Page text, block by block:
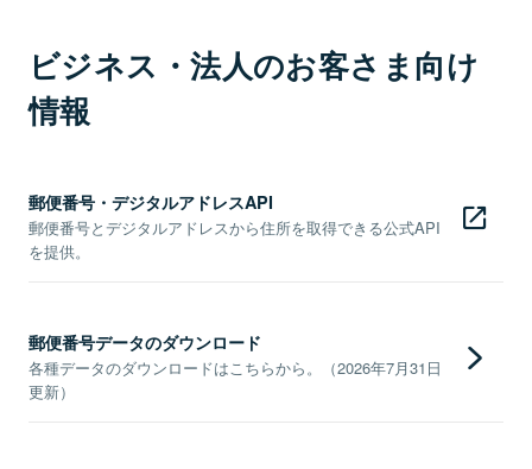
ビジネス・法人のお客さま向け
情報
郵便番号・デジタルアドレスAPI
郵便番号とデジタルアドレスから住所を取得できる公式API
を提供。
郵便番号データのダウンロード
各種データのダウンロードはこちらから。（2026年7月31日
更新）